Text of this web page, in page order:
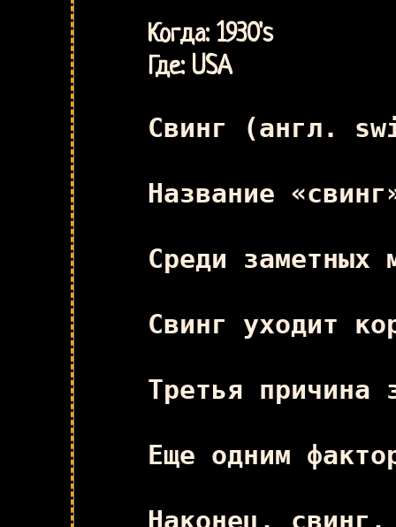
Когда: 1930's
Где: USA
Свинг (англ.
Название
Среди
Свинг уходит
Третья причина
Еще одним
Наконец, свинг,